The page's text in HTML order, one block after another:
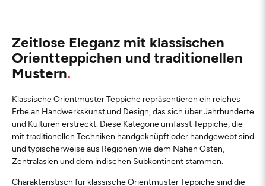
Zeitlose Eleganz mit klassischen
Orientteppichen und traditionellen
Mustern
Klassische Orientmuster Teppiche repräsentieren ein reiches
Erbe an Handwerkskunst und Design, das sich über Jahrhunderte
und Kulturen erstreckt. Diese Kategorie umfasst Teppiche, die
mit traditionellen Techniken handgeknüpft oder handgewebt sind
und typischerweise aus Regionen wie dem Nahen Osten,
Zentralasien und dem indischen Subkontinent stammen.
Charakteristisch für klassische Orientmuster Teppiche sind die